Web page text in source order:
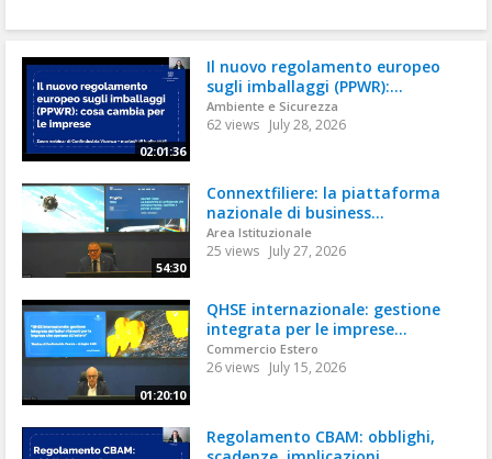
02:01:36
Il nuovo regolamento europeo
sugli imballaggi (PPWR):...
Ambiente e Sicurezza
62 views July 28, 2026
54:30
Connextfiliere: la piattaforma
nazionale di business...
Area Istituzionale
25 views July 27, 2026
01:20:10
QHSE internazionale: gestione
integrata per le imprese...
Commercio Estero
26 views July 15, 2026
Regolamento CBAM: obblighi,